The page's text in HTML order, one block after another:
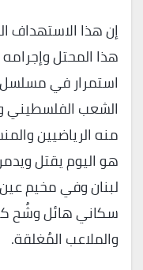
إن هذا الاستهداف
هذا المحتل
استمرار في مسلسل
الشعب الفلسطيني
منه الرياضيين
هو اليوم يقتل
لبنان وفي مخيم
سكاني هائل وشُح
والملاعب المُغلقة.